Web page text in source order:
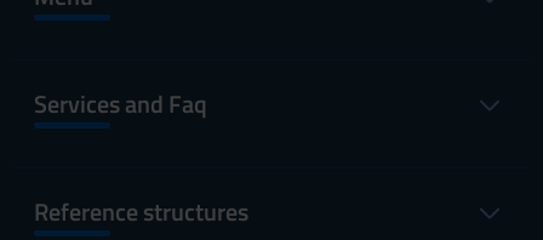
Services and Faq
Reference structures